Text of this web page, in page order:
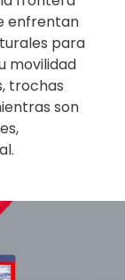
enfrentan
para
movilidad
trochas
son